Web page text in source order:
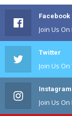
Facebook
Join Us
Twitter
Join Us
Instagram
Join Us